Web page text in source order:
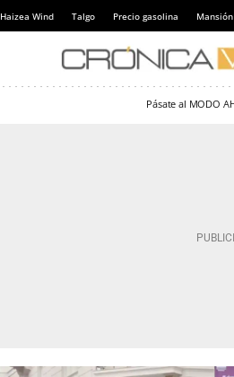
Haizea Wind Talgo Precio gasolina
Pásate al MODO